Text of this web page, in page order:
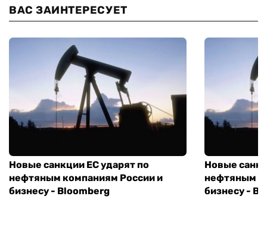
ВАС ЗАИНТЕРЕСУЕТ
Новые санкции ЕС ударят по
нефтяным компаниям России и
бизнесу - Bloomberg
Новые
нефтяным
бизнесу -